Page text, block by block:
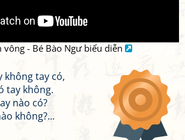
vông - Bé Bào Ngư biểu diễn
không tay có,
tay không.
nào có?
không?...